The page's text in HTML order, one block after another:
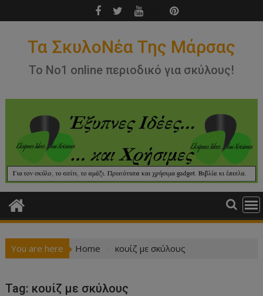
to
Τα ΣκυλοΝέα Της Μάρσας
Το Νο1 online περιοδικό για σκύλους!
You are here Home κουίζ με σκύλους
Tag: κουίζ με σκύλους